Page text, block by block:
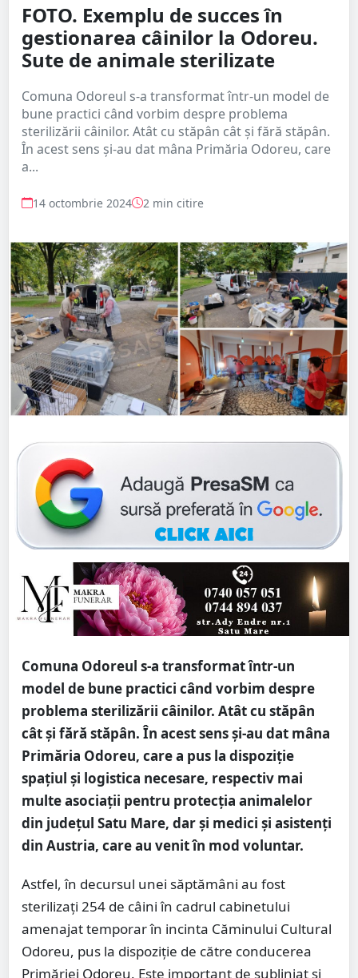
FOTO. Exemplu de succes în
gestionarea câinilor la Odoreu.
Sute de animale sterilizate
Comuna Odoreul s-a transformat într-un model de
bune practici când vorbim despre problema
sterilizării câinilor. Atât cu stăpân cât și fără stăpân.
În acest sens și-au dat mâna Primăria Odoreu, care
a...
14 octombrie 2024 2 min citire
Comuna Odoreul s-a transformat într-un
model de bune practici când vorbim despre
problema sterilizării câinilor. Atât cu stăpân
cât și fără stăpân. În acest sens și-au dat mâna
Primăria Odoreu, care a pus la dispoziție
spațiul și logistica necesare, respectiv mai
multe asociații pentru protecția animalelor
din județul Satu Mare, dar și medici și asistenți
din Austria, care au venit în mod voluntar.
Astfel, în decursul unei săptămâni au fost
sterilizați 254 de câini în cadrul cabinetului
amenajat temporar în incinta Căminului Cultural
Odoreu, pus la dispoziție de către conducerea
Primăriei Odoreu. Este important de subliniat și